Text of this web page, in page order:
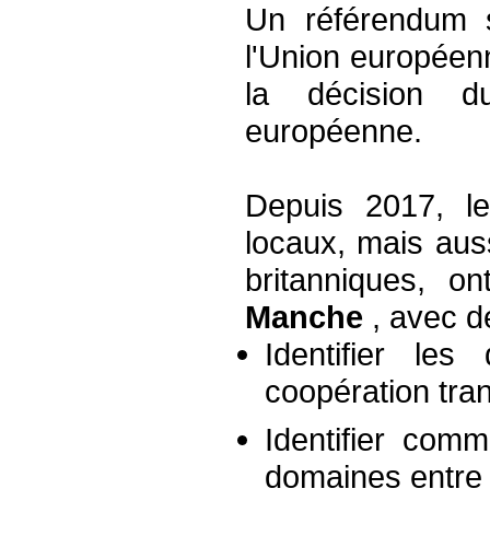
Un référendum
l'Union
la décision
européenne.
Depuis 2017,
locaux, mais
britanniques,
Manche , avec
Identifier les
coopération
Identifier
domaines